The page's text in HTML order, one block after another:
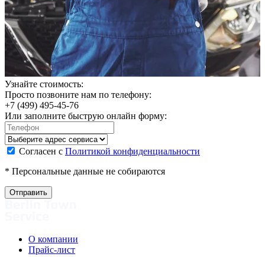
Узнайте стоимость:
Просто позвоните нам по телефону:
+7 (499) 495-45-76
Или заполните быструю онлайн форму:
Согласен с Политикой конфиденциальности
* Персональные данные не собираются
О компании
Прайс-лист